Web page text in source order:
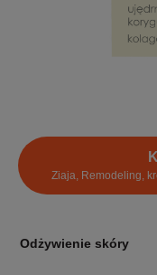
Ziaja, Remodeling,
Odżywienie skóry